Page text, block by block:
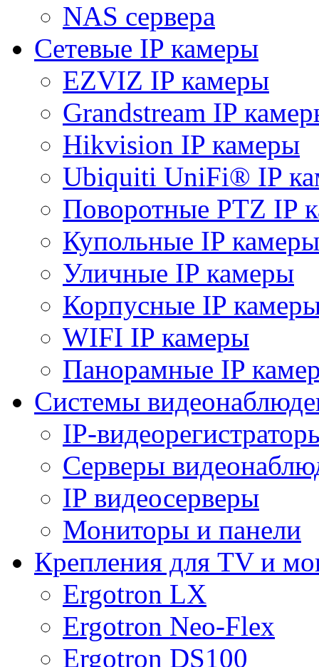
NAS сервера
Сетевые IP камеры
EZVIZ IP камеры
Grandstream IP
Hikvision IP камеры
Ubiquiti UniFi® IP
Поворотные PTZ IP
Купольные IP камеры
Уличные IP камеры
Корпусные IP
WIFI IP камеры
Панорамные IP
Системы
IP-
Серверы
IP видеосерверы
Мониторы и панели
Крепления для TV и
Ergotron LX
Ergotron Neo-Flex
Ergotron DS100